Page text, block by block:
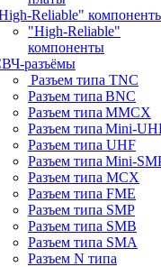
Reliable"
"High-Reliable"
компоненты
разъёмы
Разъем типа TNC
Разъем типа BNC
Разъем типа MMCX
Разъем типа Mini-
Разъем типа UHF
Разъем типа Mini-
Разъем типа MCX
Разъем типа FME
Разъем типа SMP
Разъем типа SMB
Разъем типа SMA
Разъем N типа